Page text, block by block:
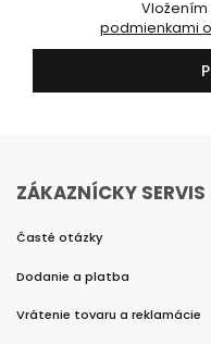
podmienkami
ZÁKAZNÍCKY SERVIS
Časté otázky
Dodanie a platba
Vrátenie tovaru a reklamácie